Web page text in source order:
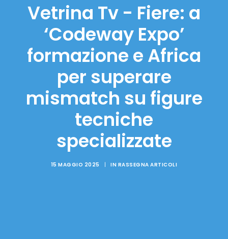
Vetrina Tv - Fiere: a
‘Codeway Expo’
formazione e Africa
per superare
mismatch su figure
tecniche
specializzate
15 MAGGIO 2025 | IN RASSEGNA ARTICOLI